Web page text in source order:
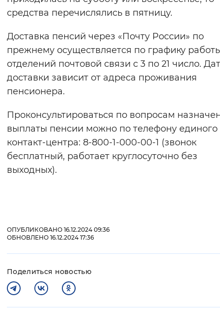
средства перечислялись в пятницу.
Доставка пенсий через «Почту России» по
прежнему осуществляется по графику
отделений почтовой связи с 3 по 21 число.
доставки зависит от адреса проживания
пенсионера.
Проконсультироваться по вопросам
выплаты пенсии можно по телефону единого
контакт-центра: 8-800-1-000-00-1 (звонок
бесплатный, работает круглосуточно без
выходных).
ОПУБЛИКОВАНО 16.12.2024 09:36
ОБНОВЛЕНО 16.12.2024 17:36
Поделиться новостью